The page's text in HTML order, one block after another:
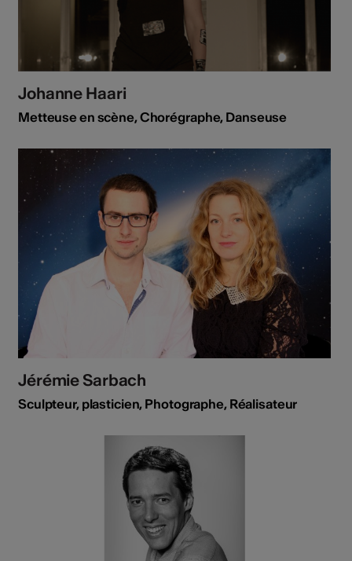
Johanne Haari
Metteuse en scène, Chorégraphe, Danseuse
Jérémie Sarbach
Sculpteur, plasticien, Photographe, Réalisateur